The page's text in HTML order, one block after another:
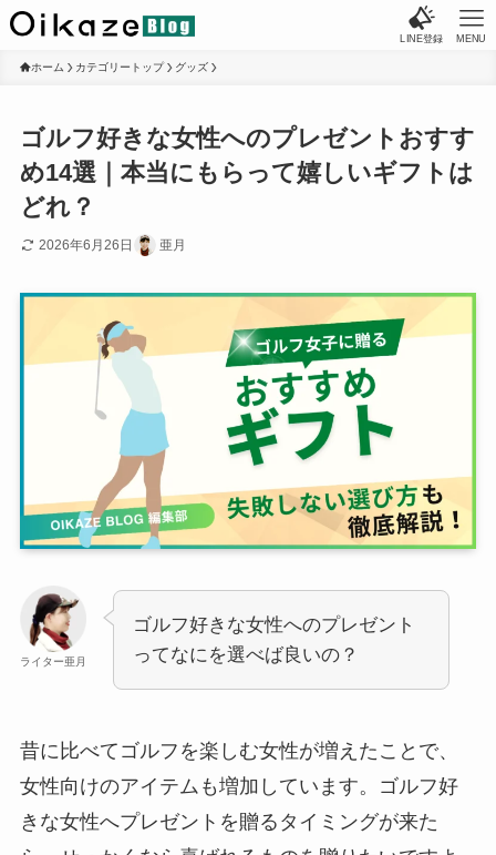
LINE登録 MENU
ホーム カテゴリートップ グッズ
ゴルフ好きな女性へのプレゼントおすす
め14選｜本当にもらって嬉しいギフトは
どれ？
2026年6月26日 亜月
ライター亜月
ゴルフ好きな女性へのプレゼント
ってなにを選べば良いの？
昔に比べてゴルフを楽しむ女性が増えたことで、
女性向けのアイテムも増加しています。ゴルフ好
きな女性へプレゼントを贈るタイミングが来た